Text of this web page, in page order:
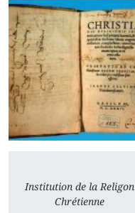
Institution de la Religon
Chrétienne